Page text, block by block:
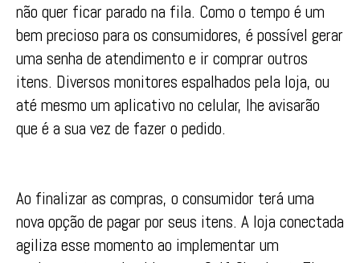
não quer ficar parado na fila. Como o tempo é um
bem precioso para os consumidores, é possível gerar
uma senha de atendimento e ir comprar outros
itens. Diversos monitores espalhados pela loja, ou
até mesmo um aplicativo no celular, lhe avisarão
que é a sua vez de fazer o pedido.
Ao finalizar as compras, o consumidor terá uma
nova opção de pagar por seus itens. A loja conectada
agiliza esse momento ao implementar um